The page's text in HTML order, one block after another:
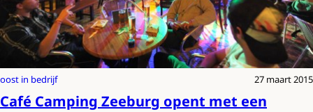
oost in bedrijf 27 maart 2015
Café Camping Zeeburg opent met een